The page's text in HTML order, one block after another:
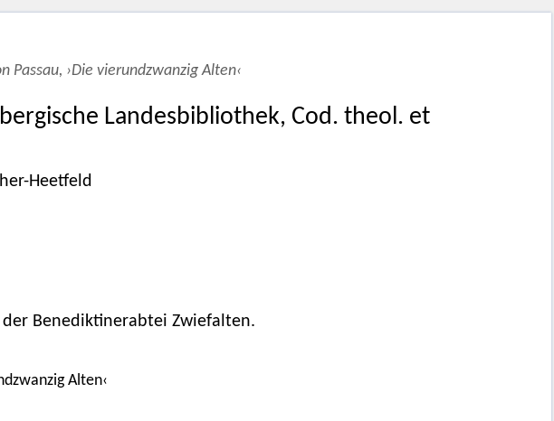
Passau, ›Die vierundzwanzig Alten‹
Landesbibliothek, Cod. theol. et
Heetfeld
Benediktinerabtei Zwiefalten.
Alten‹